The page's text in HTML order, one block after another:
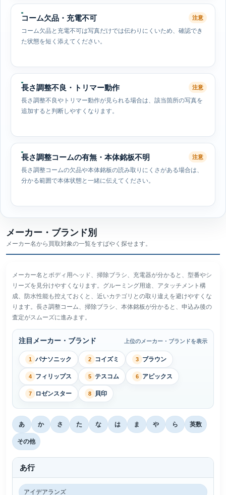
コーム欠品・充電不可 注意
コーム欠品と充電不可は写真だけでは伝わりにくいため、確認でき
た状態を短く添えてください。
長さ調整不良・トリマー動作 注意
長さ調整不良やトリマー動作が見られる場合は、該当箇所の写真を
追加すると判断しやすくなります。
長さ調整コームの有無・本体銘板不明 注意
長さ調整コームの欠品や本体銘板の読み取りにくさがある場合は、
分かる範囲で本体状態と一緒に伝えてください。
メーカー・ブランド別
メーカー名から買取対象の一覧をすばやく探せます。
メーカー名とボディ用ヘッド、掃除ブラシ、充電器が分かると、型番やシ
リーズを見分けやすくなります。グルーミング用途、アタッチメント構
成、防水性能も控えておくと、近いカテゴリとの取り違えを避けやすくな
ります。長さ調整コーム、掃除ブラシ、本体銘板が分かると、申込み後の
査定がスムーズに進みます。
注目メーカー・ブランド 上位のメーカー・ブランドを表示
1 パナソニック 2 コイズミ 3 ブラウン
4 フィリップス 5 テスコム 6 アピックス
7 ロゼンスター 8 貝印
あ か さ た な は ま や ら 英数
その他
あ行
アイデアランズ